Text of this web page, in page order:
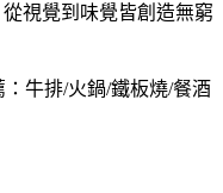
視覺到味覺皆創造無窮